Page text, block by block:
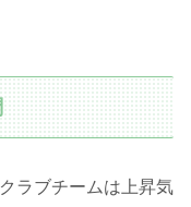
ラブチームは上昇気